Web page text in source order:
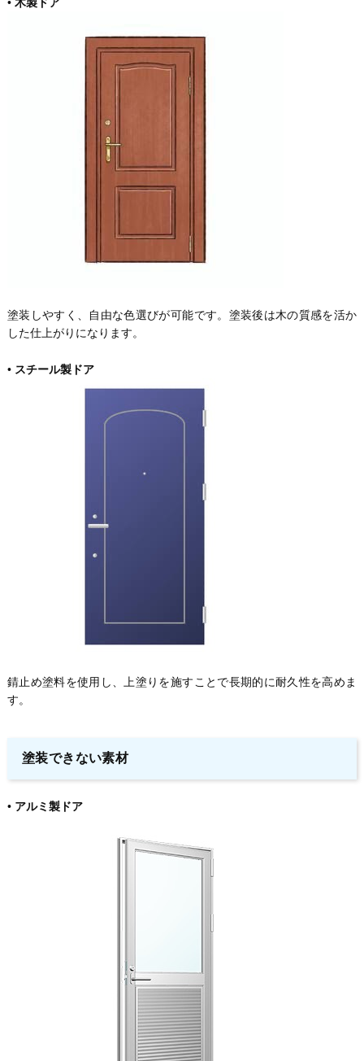
塗装しやすく、自由な色選びが可能です。塗装後は木の質感を活か
した仕上がりになります。
• スチール製ドア
錆止め塗料を使用し、上塗りを施すことで長期的に耐久性を高めま
す。
塗装できない素材
• アルミ製ドア